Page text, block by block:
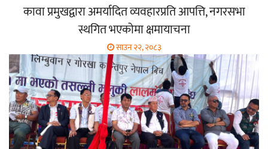
कावा प्रमुखद्वारा अमर्यादित व्यवहारप्रति आपत्ति, नगरसभा
स्थगित भएकोमा क्षमायाचना
साउन २२, २०८३